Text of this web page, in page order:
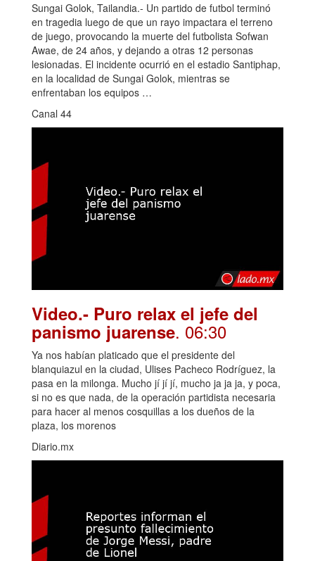
Sungai Golok, Tailandia.- Un partido de futbol terminó
en tragedia luego de que un rayo impactara el terreno
de juego, provocando la muerte del futbolista Sofwan
Awae, de 24 años, y dejando a otras 12 personas
lesionadas. El incidente ocurrió en el estadio Santiphap,
en la localidad de Sungai Golok, mientras se
enfrentaban los equipos …
Canal 44
Video.- Puro relax el jefe del
panismo juarense. 06:30
Ya nos habían platicado que el presidente del
blanquiazul en la ciudad, Ulises Pacheco Rodríguez, la
pasa en la milonga. Mucho jí jí jí, mucho ja ja ja, y poca,
si no es que nada, de la operación partidista necesaria
para hacer al menos cosquillas a los dueños de la
plaza, los morenos
Diario.mx